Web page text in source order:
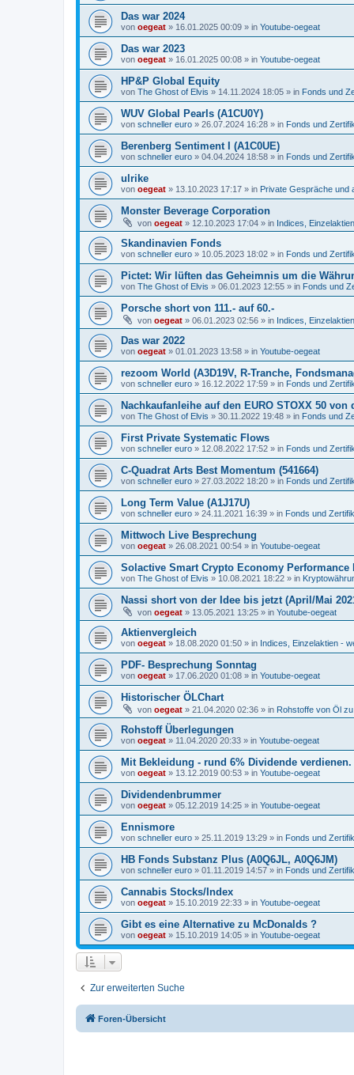
Das war 2024
von oegeat » 16.01.2025 00:09 » in Youtube-oegeat
Das war 2023
von oegeat » 16.01.2025 00:08 » in Youtube-oegeat
HP&P Global Equity
von The Ghost of Elvis » 14.11.2024 18:05 » in Fonds und
WUV Global Pearls (A1CU0Y)
von schneller euro » 26.07.2024 16:28 » in Fonds und
Berenberg Sentiment I (A1C0UE)
von schneller euro » 04.04.2024 18:58 » in Fonds und
ulrike
von oegeat » 13.10.2023 17:17 » in Private Gespräche und
Monster Beverage Corporation
von oegeat » 12.10.2023 17:04 » in Indices,
Skandinavien Fonds
von schneller euro » 10.05.2023 18:02 » in Fonds und
Pictet: Wir lüften das Geheimnis um die
von The Ghost of Elvis » 06.01.2023 12:55 » in Fonds und
Porsche short von 111.- auf 60.-
von oegeat » 06.01.2023 02:56 » in Indices,
Das war 2022
von oegeat » 01.01.2023 13:58 » in Youtube-oegeat
rezoom World (A3D19V, R-Tranche,
von schneller euro » 16.12.2022 17:59 » in Fonds und
Nachkaufanleihe auf den EURO STOXX 50 von
von The Ghost of Elvis » 30.11.2022 19:48 » in Fonds und
First Private Systematic Flows
von schneller euro » 12.08.2022 17:52 » in Fonds und
C-Quadrat Arts Best Momentum (541664)
von schneller euro » 27.03.2022 18:20 » in Fonds und
Long Term Value (A1J17U)
von schneller euro » 24.11.2021 16:39 » in Fonds und
Mittwoch Live Besprechung
von oegeat » 26.08.2021 00:54 » in Youtube-oegeat
Solactive Smart Crypto Economy Performance
von The Ghost of Elvis » 10.08.2021 18:22 » in
Nassi short von der Idee bis jetzt (April/Mai
von oegeat » 13.05.2021 13:25 » in Youtube-oegeat
Aktienvergleich
von oegeat » 18.08.2020 01:50 » in Indices, Einzelaktien -
PDF- Besprechung Sonntag
von oegeat » 17.06.2020 01:08 » in Youtube-oegeat
Historischer ÖLChart
von oegeat » 21.04.2020 02:36 » in Rohstoffe von Öl
Rohstoff Überlegungen
von oegeat » 11.04.2020 20:33 » in Youtube-oegeat
Mit Bekleidung - rund 6% Dividende verdienen.
von oegeat » 13.12.2019 00:53 » in Youtube-oegeat
Dividendenbrummer
von oegeat » 05.12.2019 14:25 » in Youtube-oegeat
Ennismore
von schneller euro » 25.11.2019 13:29 » in Fonds und
HB Fonds Substanz Plus (A0Q6JL, A0Q6JM)
von schneller euro » 01.11.2019 14:57 » in Fonds und
Cannabis Stocks/Index
von oegeat » 15.10.2019 22:33 » in Youtube-oegeat
Gibt es eine Alternative zu McDonalds ?
von oegeat » 15.10.2019 14:05 » in Youtube-oegeat
Zur erweiterten Suche
Foren-Übersicht